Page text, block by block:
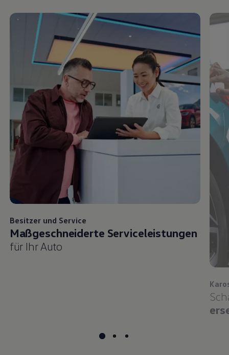
Besitzer und Service
Maßgeschneiderte Serviceleistungen
für Ihr Auto